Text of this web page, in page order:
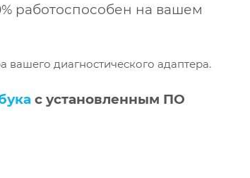
работоспособен на вашем
диагностического адаптера.
с установленным ПО